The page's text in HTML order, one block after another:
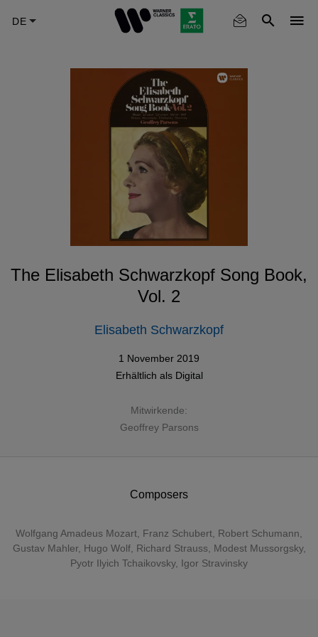
The Elisabeth Schwarzkopf Song Book,
Vol. 2
Elisabeth Schwarzkopf
1 November 2019
Erhältlich als Digital
Mitwirkende:
Geoffrey Parsons
Composers
Wolfgang Amadeus Mozart Franz Schubert Robert Schumann
Gustav Mahler, Hugo Wolf, Richard Strauss, Modest Mussorgsky,
Pyotr Ilyich Tchaikovsky, Igor Stravinsky